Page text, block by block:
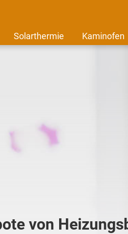
Solarthermie Kaminofen
von